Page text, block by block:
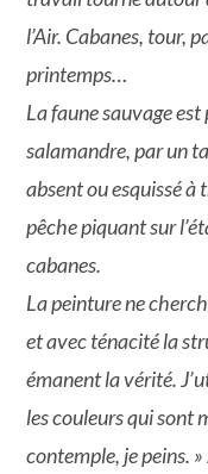
l’Air. Cabanes, tour,
printemps…
La faune sauvage est
salamandre, par un
absent ou esquissé à
pêche piquant sur
cabanes.
La peinture ne
et avec ténacité la
émanent la vérité.
les couleurs qui sont
contemple, je peins. »